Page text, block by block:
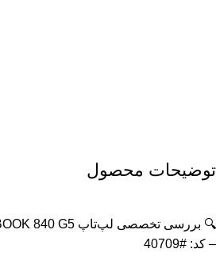
توضیحات محصول
🔍 بررسی تخصصی لپ‌تاپ HP ELITEBOOK 840 G5
– کد: #40709